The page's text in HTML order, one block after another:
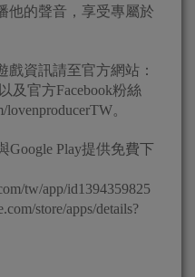
他的聲音，享受專屬於
資訊請至官方網站：
及官方Facebook粉絲
。
Google Play提供免費下
tw/app/id1394359825
store/apps/details?